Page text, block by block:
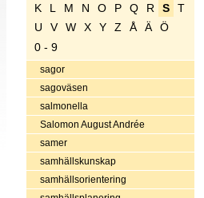
K
L M N O P Q R S
T
U
V W X Y Z Å Ä
Ö
0 - 9
sagor
sagoväsen
salmonella
Salomon August Andrée
samer
samhällskunskap
samhällsorientering